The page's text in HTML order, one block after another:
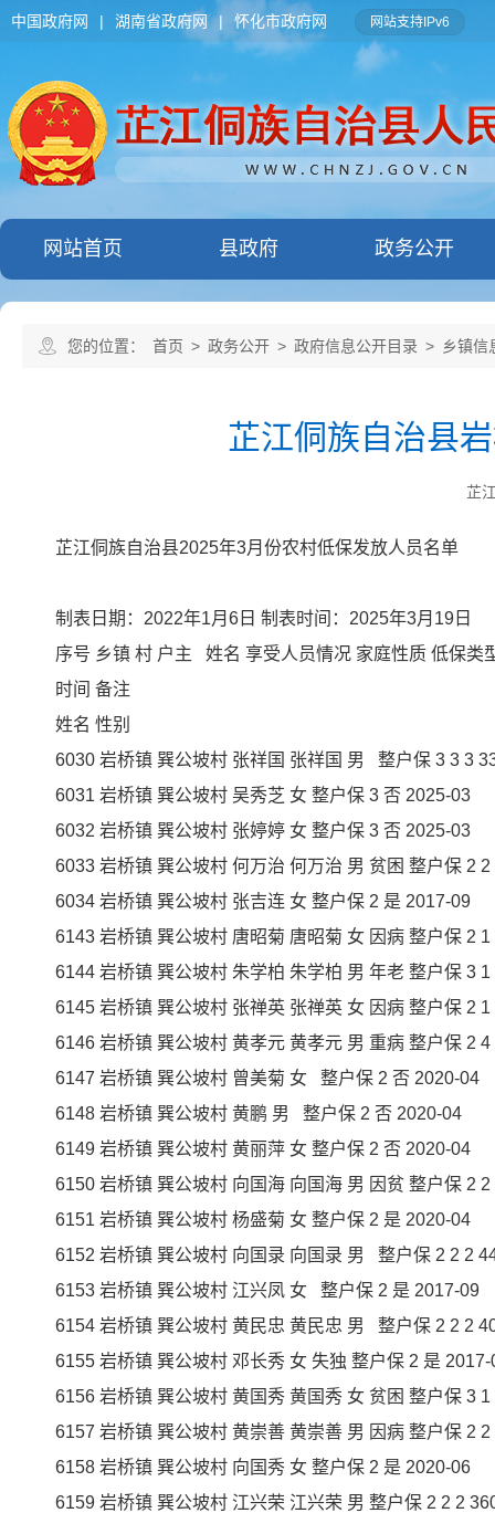
中国政府网 | 湖南省政府网 | 怀化市政府网 网站支持IPv6
网站首页 县政府 政务公开
您的位置： 首页 > 政务公开 > 政府信息公开目录 > 乡镇信
芷江侗族自治县
芷
芷江侗族自治县2025年3月份农村低保发放人员名单
制表日期：2022年1月6日 制表时间：2025年3月19日
序号 乡镇 村 户主 姓名 享受人员情况 家庭性质 低保
时间 备注
姓名 性别
6030 岩桥镇 巽公坡村 张祥国 张祥国 男 整户保 3 3 3
6031 岩桥镇 巽公坡村 吴秀芝 女 整户保 3 否 2025-03
6032 岩桥镇 巽公坡村 张婷婷 女 整户保 3 否 2025-03
6033 岩桥镇 巽公坡村 何万治 何万治 男 贫困 整户保 2
6034 岩桥镇 巽公坡村 张吉连 女 整户保 2 是 2017-09
6143 岩桥镇 巽公坡村 唐昭菊 唐昭菊 女 因病 整户保 2
6144 岩桥镇 巽公坡村 朱学柏 朱学柏 男 年老 整户保 3
6145 岩桥镇 巽公坡村 张禅英 张禅英 女 因病 整户保 2
6146 岩桥镇 巽公坡村 黄孝元 黄孝元 男 重病 整户保 2
6147 岩桥镇 巽公坡村 曾美菊 女 整户保 2 否 2020-04
6148 岩桥镇 巽公坡村 黄鹏 男 整户保 2 否 2020-04
6149 岩桥镇 巽公坡村 黄丽萍 女 整户保 2 否 2020-04
6150 岩桥镇 巽公坡村 向国海 向国海 男 因贫 整户保 2
6151 岩桥镇 巽公坡村 杨盛菊 女 整户保 2 是 2020-04
6152 岩桥镇 巽公坡村 向国录 向国录 男 整户保 2 2 2
6153 岩桥镇 巽公坡村 江兴凤 女 整户保 2 是 2017-09
6154 岩桥镇 巽公坡村 黄民忠 黄民忠 男 整户保 2 2 2
6155 岩桥镇 巽公坡村 邓长秀 女 失独 整户保 2 是 2017-
6156 岩桥镇 巽公坡村 黄国秀 黄国秀 女 贫困 整户保 3
6157 岩桥镇 巽公坡村 黄崇善 黄崇善 男 因病 整户保 2
6158 岩桥镇 巽公坡村 向国秀 女 整户保 2 是 2020-06
6159 岩桥镇 巽公坡村 江兴荣 江兴荣 男 整户保 2 2 2